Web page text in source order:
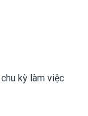
kỳ làm việc